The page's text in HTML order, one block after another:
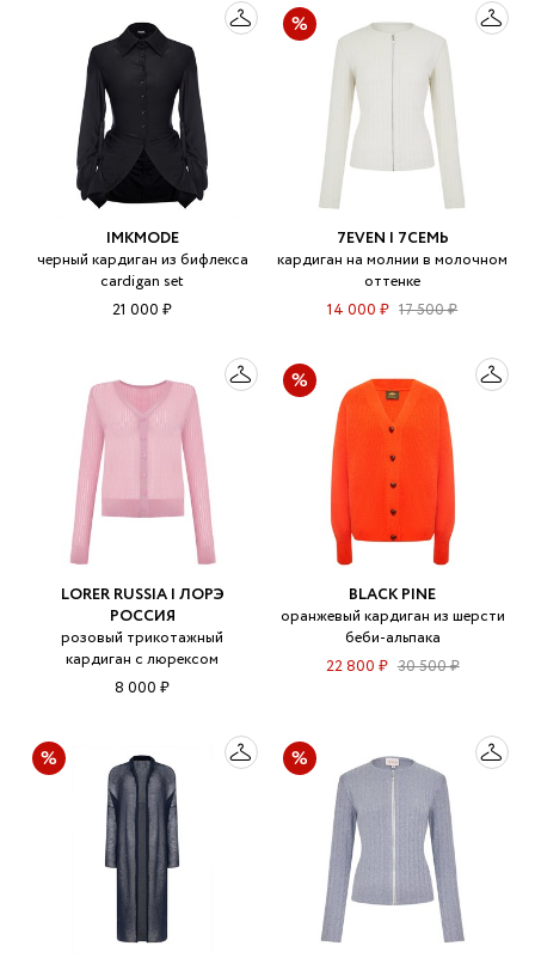
IMKMODE
черный кардиган из бифлекса
cardigan set
21 000 ₽
7EVEN | 7СЕМЬ
кардиган на молнии в молочном
оттенке
14 000 ₽ 17 500 ₽
LORER RUSSIA | ЛОРЭ
РОССИЯ
розовый трикотажный
кардиган с люрексом
8 000 ₽
BLACK PINE
оранжевый кардиган из шерсти
беби-альпака
22 800 ₽ 30 500 ₽